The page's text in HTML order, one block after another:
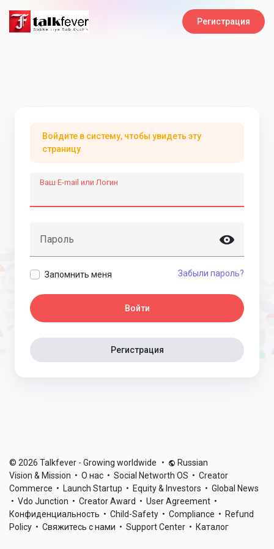
Регистрация
Войдите в систему, чтобы увидеть эту
страницу
Ваш E-mail или Логин
Пароль
Запомнить меня Забыли пароль?
Войти
Регистрация
© 2026 Talkfever - Growing worldwide •
Russian
Vision & Mission • О нас • Social Networth OS • Creator
Commerce • Launch Startup • Equity & Investors • Global News
• Vdo Junction • Creator Award • User Agreement •
Конфиденциальность • Child-Safety • Compliance • Refund
Policy • Свяжитесь с нами • Support Center • Каталог